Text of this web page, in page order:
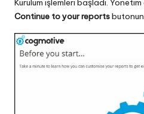
Kurulum işlemleri başladı.
Continue to your reports